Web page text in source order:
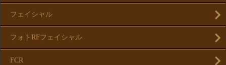
フェイシャル
フォトRFフェイシャル
FCR